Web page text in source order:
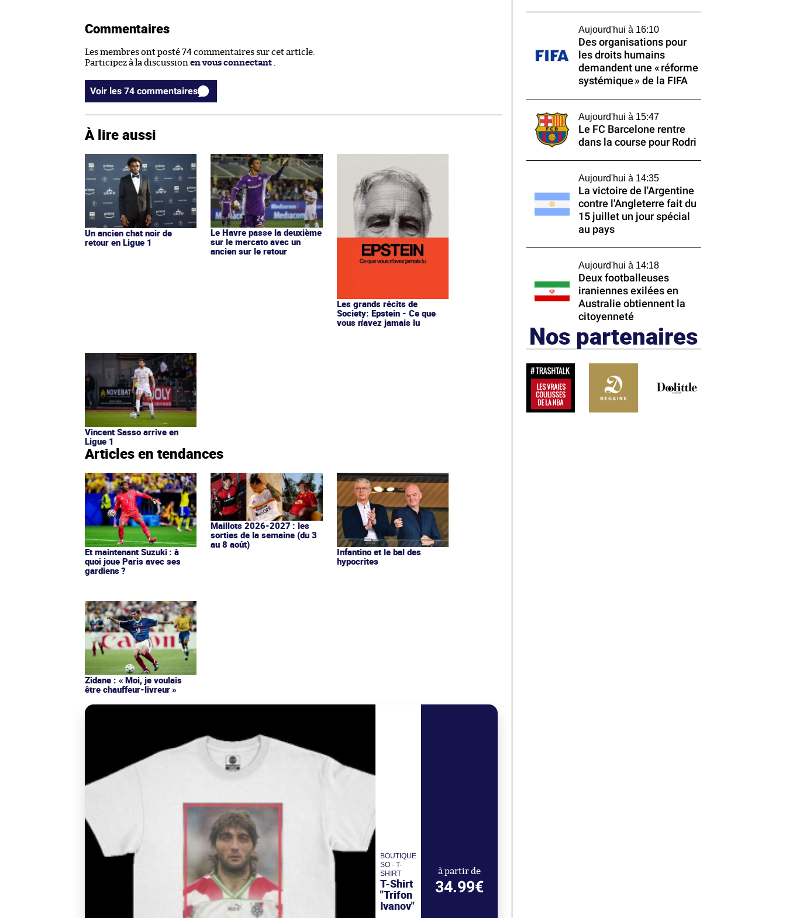
Commentaires
Les membres ont posté 74 commentaires sur cet article.
Participez à la discussion en vous connectant
Voir les 74 commentaires
À lire aussi
Un ancien chat noir de
retour en Ligue 1
Le Havre passe la deuxième
sur le mercato avec un
ancien sur le retour
Les grands récits de
Society: Epstein - Ce que
vous n'avez jamais lu
Vincent Sasso arrive en
Ligue 1
Articles en tendances
Et maintenant Suzuki : à
quoi joue Paris avec ses
gardiens ?
Maillots 2026-2027 : les
sorties de la semaine (du 3
au 8 août)
Infantino et le bal des
hypocrites
Zidane : « Moi, je voulais
être chauffeur-livreur »
BOUTIQUE
SO - T-
SHIRT
T-Shirt
"Trifon
Ivanov"
à partir de
34.99€
Aujourd'hui à 16:10
Des organisations pour
les droits humains
demandent une « réforme
systémique » de la FIFA
Aujourd'hui à 15:47
Le FC Barcelone rentre
dans la course pour Rodri
Aujourd'hui à 14:35
La victoire de l'Argentine
contre l'Angleterre fait du
15 juillet un jour spécial
au pays
Aujourd'hui à 14:18
Deux footballeuses
iraniennes exilées en
Australie obtiennent la
citoyenneté
Nos partenaires